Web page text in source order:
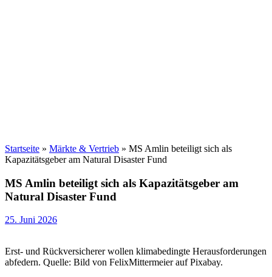
Startseite » Märkte & Vertrieb » MS Amlin beteiligt sich als
Kapazitätsgeber am Natural Disaster Fund
MS Amlin beteiligt sich als Kapazitätsgeber am
Natural Disaster Fund
25. Juni 2026
Erst- und Rückversicherer wollen klimabedingte Herausforderungen
abfedern. Quelle: Bild von FelixMittermeier auf Pixabay.